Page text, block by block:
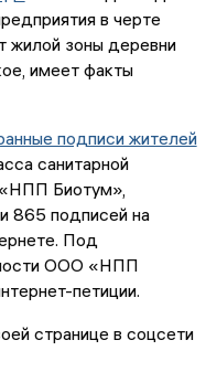
в черте
жилой зоны деревни
имеет факты
подписи жителей
санитарной
«НПП Биотум»,
865 подписей на
Под
ООО «НПП
петиции.
странице в соцсети